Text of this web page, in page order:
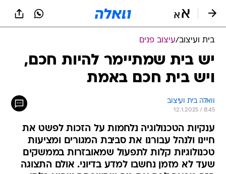
בית ועיצוב/עיצוב פנים
יש בית שמתיימר להיות חכם,
ויש בית חכם באמת
וואלה בית ועיצוב
12.1.2025 / 8:45
ענקיות הטכנולוגיה נלחמות על הזכות לפשט את
חיינו ולנהל עבורנו את סביבת המגורים ומציעות
טכנולוגיות קלות לתפעול שמאובזרות בממשקים
שעד לא מזמן נחשבו למדע בדיוני. אולם התצוגה